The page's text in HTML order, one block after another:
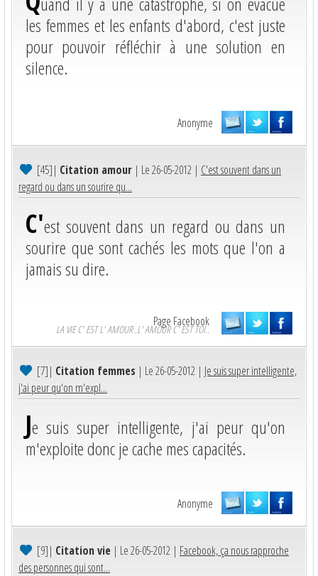
les femmes et les enfants d'abord, c'est juste
pour pouvoir réfléchir à une solution en
silence.
Anonyme
[45]| Citation amour | Le 26-05-2012 | C'est souvent dans un
regard ou dans un sourire qu...
C'est souvent dans un regard ou dans un
sourire que sont cachés les mots que l'on a
jamais su dire.
Page Facebook
LA VIE C' EST L' AMOUR ,L' AMOUR C' EST TOI..
[7]| Citation femmes | Le 26-05-2012 | Je suis super intelligente,
j'ai peur qu'on m'expl...
Je suis super intelligente, j'ai peur qu'on
m'exploite donc je cache mes capacités.
Anonyme
[9]| Citation vie | Le 26-05-2012 | Facebook, ça nous rapproche
des personnes qui sont...